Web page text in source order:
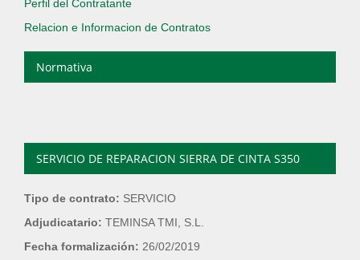
Perfil del Contratante
Relacion e Informacion de Contratos
Normativa
SERVICIO DE REPARACION SIERRA DE CINTA S350
Tipo de contrato: SERVICIO
Adjudicatario: TEMINSA TMI, S.L.
Fecha formalización: 26/02/2019